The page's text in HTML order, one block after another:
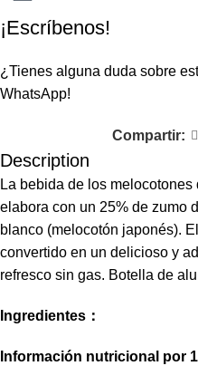
¡Escríbenos!
¿Tienes alguna duda sobre
WhatsApp!
Compartir:
Description
La bebida de los
elabora con un 25% de zumo
blanco (melocotón japonés).
convertido en un delicioso y
refresco sin gas. Botella de
Ingredientes：
Información nutricional por